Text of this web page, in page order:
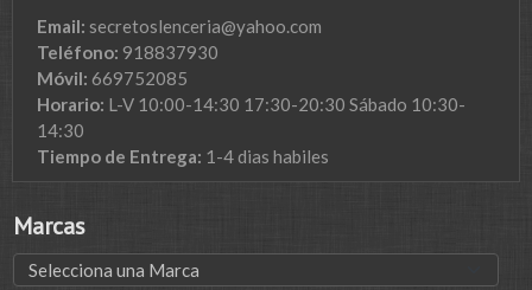
Marcas
Email: secretoslenceria@yahoo.com
Teléfono: 918837930
Móvil: 669752085
Horario: L-V 10:00-14:30 17:30-20:30 Sábado 10:30-
14:30
Tiempo de Entrega: 1-4 dias habiles